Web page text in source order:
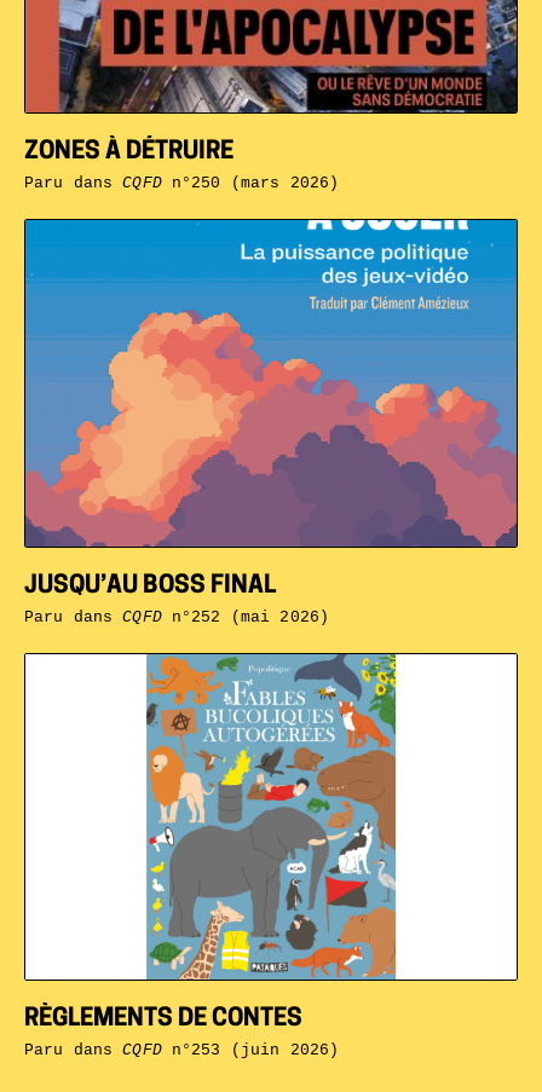
RÈGLEMENTS DE CONTES
Paru dansCQFDn°253 (juin 2026)
JUSQU’AU BOSS FINAL
Paru dansCQFDn°252 (mai 2026)
ZONES À DÉTRUIRE
Paru dansCQFDn°250 (mars 2026)